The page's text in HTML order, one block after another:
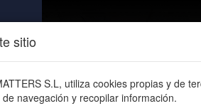
sitio
S.L, utiliza cookies propias y de
navegación y recopilar información.